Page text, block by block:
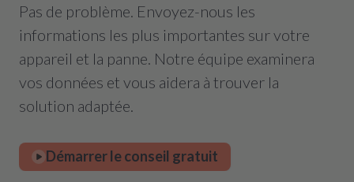
Pas de problème. Envoyez-nous les
informations les plus importantes sur votre
appareil et la panne. Notre équipe examinera
vos données et vous aidera à trouver la
solution adaptée.
Démarrer le conseil gratuit